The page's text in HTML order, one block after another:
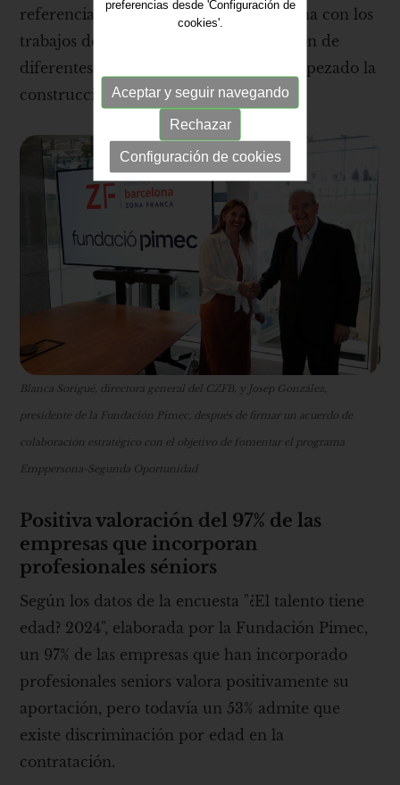
referencia. Las obras están ya en marcha con los
trabajos de urbanización y de instalación de
diferentes servicios y también se ha empezado la
construcción del Edificio CUBO.
Blanca Sorigué, directora general del CZFB, y Josep González,
presidente de la Fundación Pimec, después de firmar un acuerdo de
colaboración estratégico con el objetivo de fomentar el programa
Emppersona-Segunda Oportunidad
Positiva valoración del 97% de las
empresas que incorporan
profesionales séniors
Según los datos de la encuesta "¿El talento tiene
edad? 2024", elaborada por la Fundación Pimec,
un 97% de las empresas que han incorporado
profesionales seniors valora positivamente su
aportación, pero todavía un 53% admite que
existe discriminación por edad en la
contratación.
preferencias desde 'Configuración de
cookies'.
Aceptar y seguir navegando
Rechazar
Configuración de cookies